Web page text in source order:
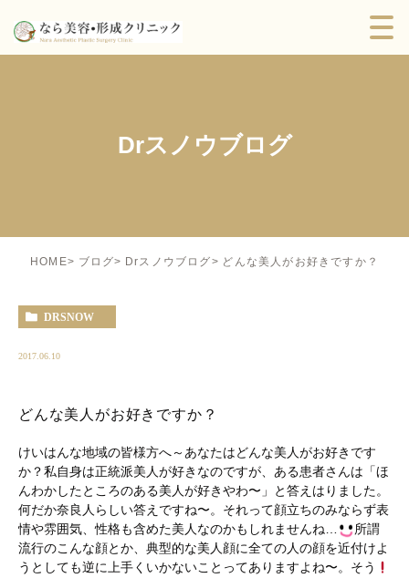
Drスノウブログ
HOME ブログ Drスノウブログ どんな美人がお好きですか？
DRSNOW
2017.06.10
どんな美人がお好きですか？
けいはんな地域の皆様方へ～あなたはどんな美人がお好きです
か？私自身は正統派美人が好きなのですが、ある患者さんは「ほ
んわかしたところのある美人が好きやわ〜」と答えはりました。
何だか奈良人らしい答えですね〜。それって顔立ちのみならず表
情や雰囲気、性格も含めた美人なのかもしれませんね…
所謂
流行のこんな顔とか、典型的な美人顔に全ての人の顔を近付けよ
うとしても逆に上手くいかないことってありますよね〜。そう